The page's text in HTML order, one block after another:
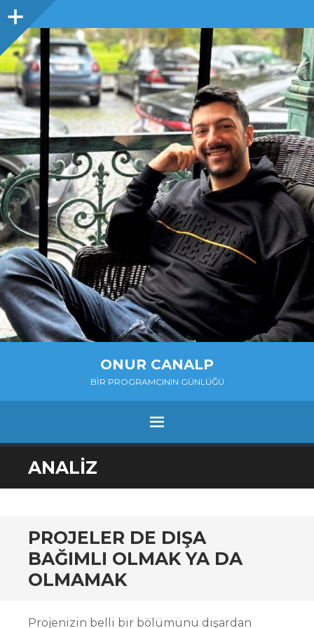
Sidebar
ONUR CANALP
BIR PROGRAMCININ GÜNLÜĞÜ
MENU
SKIP
TO
ANALIZ
PROJELER DE DIŞA
BAĞIMLI OLMAK YA DA
OLMAMAK
Projenizin belli bir bölümünü dışardan